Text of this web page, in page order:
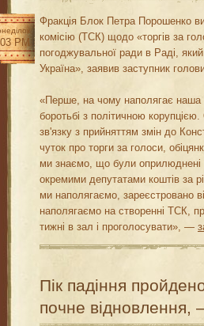
PM
Фракція Блок Петра Порошенко
комісію (ТСК) щодо «торгів за
погоджувальної ради в Раді,
Україна», заявив заступник
«Перше, на чому наполягає наша
боротьбі з політичною
зв'язку з прийняттям змін до
чуток про торги за голоси,
ми знаємо, що були
окремими депутатами коштів за
ми наполягаємо, зареєстровано
наполягаємо на створенні ТСК,
тижні в зал і проголосувати», —
Пік падіння
почне відновлення,